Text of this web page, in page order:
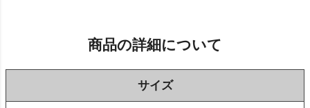
商品の詳細について
サイズ